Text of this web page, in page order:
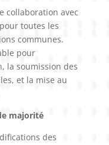
collaboration avec
toutes les
communes.
pour
la soumission des
et la mise au
majorité
des